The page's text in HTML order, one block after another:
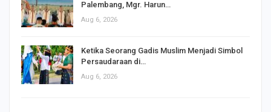
Palembang, Mgr. Harun…
Aug 6, 2026
Ketika Seorang Gadis Muslim Menjadi Simbol
Persaudaraan di…
Aug 6, 2026